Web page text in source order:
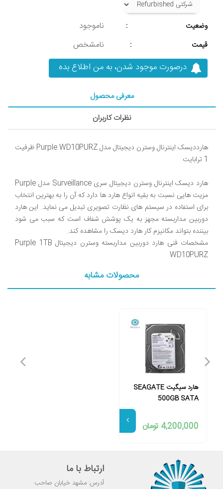
وضعیت : ناموجود
قیمت : نامشخص
درصورت موجود شدن، به من اطلاع بده
معرفی محصول
نظرات کاربران
هارددیسک اینترنال وسترن دیجیتال مدل Purple WD10PURZ ظرفیت
هارد دیسک اینترنال وسترن دیجیتال سری Surveillance مدل Purple
مزیت هایی نسبت به بقیه انواع هارد ها دارد که آن را به بهترین انتخاب
برای استفاده در سیستم های نظارت تصویری تبدیل می نماید. این هارد
دوربین مداربسته مجهز به یک پوشش شفاف است که سبب می شود
مشخصات فنی هارد دوربین مداربسته وسترن دیجیتال Purple 1TB
WD10PURZ
محصولات مشابه
هارد سیگیت SEAGATE
500GB SATA
4,200,000 تومان
ارتباط با ما
آدرس: مشهد خیابان صاحب